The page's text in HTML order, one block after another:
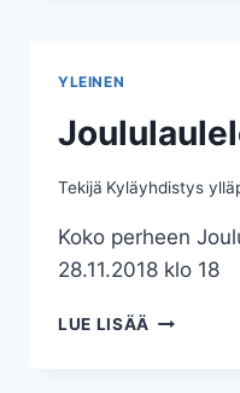
YLEINEN
Tekijä Kyläyhdistys
Koko perheen
28.11.2018 klo 18
LUE LISÄÄ